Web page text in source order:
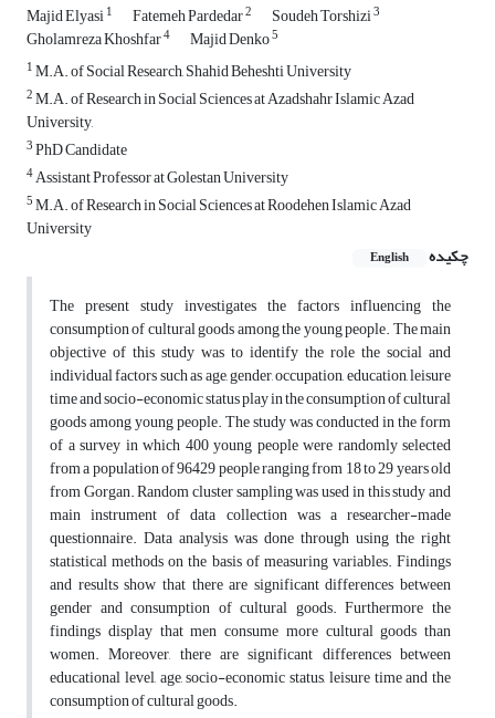
Majid Elyasi1 Fatemeh Pardedar2 Soudeh Torshizi3
Gholamreza Khoshfar4 Majid Denko5
1M.A. of Social Research, Shahid Beheshti University
2M.A. of Research in Social Sciences at Azadshahr Islamic Azad
University,
3PhD Candidate
4Assistant Professor at Golestan University
5M.A. of Research in Social Sciences at Roodehen Islamic Azad
University
چکیده
English
The present study investigates the factors influencing the
consumption of cultural goods among the young people. The main
objective of this study was to identify the role the social and
individual factors such as age, gender, occupation, education, leisure
time and socio-economic status play in the consumption of cultural
goods among young people. The study was conducted in the form
of a survey in which 400 young people were randomly selected
from a population of 96429 people ranging from 18 to 29 years old
from Gorgan. Random cluster sampling was used in this study and
main instrument of data collection was a researcher-made
questionnaire. Data analysis was done through using the right
statistical methods on the basis of measuring variables. Findings
and results show that there are significant differences between
gender and consumption of cultural goods. Furthermore the
findings display that men consume more cultural goods than
women. Moreover, there are significant differences between
educational level, age, socio-economic status, leisure time and the
consumption of cultural goods.